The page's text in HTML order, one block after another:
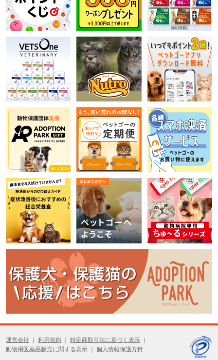
運営会社 利用規約
特定商取引法に基づく表示
動物用医薬品販売に関する表示
個人情報保護方針